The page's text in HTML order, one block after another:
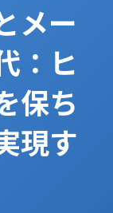
メー
：ヒ
保ち
現す